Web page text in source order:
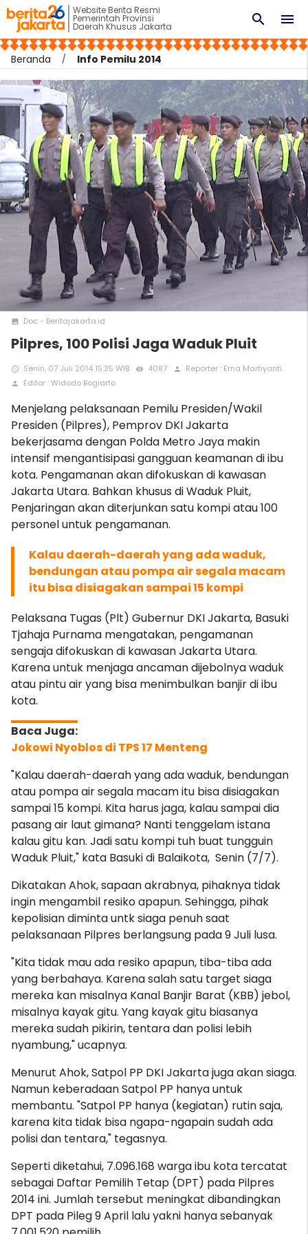
Website Berita Resmi
Pemerintah Provinsi
Daerah Khusus Jakarta menu
search
Beranda Info Pemilu 2014
photo Doc - Beritajakarta.id
Pilpres, 100 Polisi Jaga Waduk Pluit
access_time Senin, 07 Juli 2014 15:35 WIB remove_red_eye 4087 person Reporter : Erna Martiyanti
person Editor : Widodo Bogiarto
Menjelang pelaksanaan Pemilu Presiden/Wakil
Presiden (Pilpres), Pemprov DKI Jakarta
bekerjasama dengan Polda Metro Jaya makin
intensif mengantisipasi gangguan keamanan di ibu
kota. Pengamanan akan difokuskan di kawasan
Jakarta Utara. Bahkan khusus di Waduk Pluit,
Penjaringan akan diterjunkan satu kompi atau 100
personel untuk pengamanan.
Kalau daerah-daerah yang ada waduk,
bendungan atau pompa air segala macam
itu bisa disiagakan sampai 15 kompi
Pelaksana Tugas (Plt) Gubernur DKI Jakarta, Basuki
Tjahaja Purnama mengatakan, pengamanan
sengaja difokuskan di kawasan Jakarta Utara.
Karena untuk menjaga ancaman dijebolnya waduk
atau pintu air yang bisa menimbulkan banjir di ibu
kota.
Jokowi Nyoblos di TPS 17 Menteng
"Kalau daerah-daerah yang ada waduk, bendungan
atau pompa air segala macam itu bisa disiagakan
sampai 15 kompi. Kita harus jaga, kalau sampai dia
pasang air laut gimana? Nanti tenggelam istana
kalau gitu kan. Jadi satu kompi tuh buat tungguin
Waduk Pluit," kata Basuki di Balaikota, Senin (7/7).
Dikatakan Ahok, sapaan akrabnya, pihaknya tidak
ingin mengambil resiko apapun. Sehingga, pihak
kepolisian diminta untk siaga penuh saat
pelaksanaan Pilpres berlangsung pada 9 Juli lusa.
"Kita tidak mau ada resiko apapun, tiba-tiba ada
yang berbahaya. Karena salah satu target siaga
mereka kan misalnya Kanal Banjir Barat (KBB) jebol,
misalnya kayak gitu. Yang kayak gitu biasanya
mereka sudah pikirin, tentara dan polisi lebih
nyambung," ucapnya.
Menurut Ahok, Satpol PP DKI Jakarta juga akan siaga.
Namun keberadaan Satpol PP hanya untuk
membantu. "Satpol PP hanya (kegiatan) rutin saja,
karena kita tidak bisa ngapa-ngapain sudah ada
polisi dan tentara," tegasnya.
Seperti diketahui, 7.096.168 warga ibu kota tercatat
sebagai Daftar Pemilih Tetap (DPT) pada Pilpres
2014 ini. Jumlah tersebut meningkat dibandingkan
DPT pada Pileg 9 April lalu yakni hanya sebanyak